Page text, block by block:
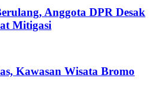
Anggota DPR Desak
Mitigasi
Kawasan Wisata Bromo